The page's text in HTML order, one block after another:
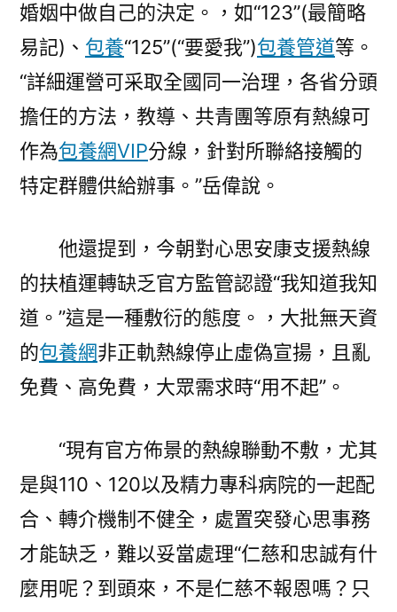
婚姻中做自己的決定。，如“123”(最簡略
易記)、 包養“125”(“要愛我”)包養管道等。
“詳細運營可采取全國同一治理，各省分頭
擔任的方法，教導、共青團等原有熱線可
作為包養網VIP分線，針對所聯絡接觸的
特定群體供給辦事。”岳偉說。
他還提到，今朝對心思安康支援熱線
的扶植運轉缺乏官方監管認證“我知道我知
道。”這是一種敷衍的態度。，大批無天資
的包養網非正軌熱線停止虛偽宣揚，且亂
免費、高免費，大眾需求時“用不起”。
“現有官方佈景的熱線聯動不敷，尤其
是與110、120以及精力專科病院的一起配
合、轉介機制不健全，處置突發心思事務
才能缺乏，難以妥當處理“仁慈和忠誠有什
麼用呢？到頭來，不是仁慈不報恩嗎？只